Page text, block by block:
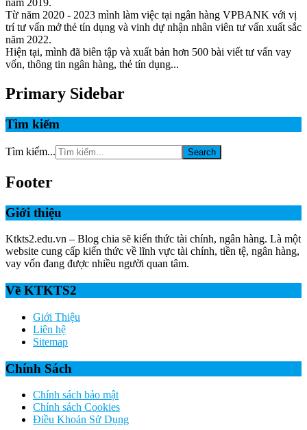
năm 2019.
Từ năm 2020 - 2023 mình làm việc tại ngân hàng VPBANK với vị
trí tư vấn mở thẻ tín dụng và vinh dự nhận nhân viên tư vấn xuất sắc
năm 2022.
Hiện tại, mình đã biên tập và xuất bản hơn 500 bài viết tư vấn vay
vốn, thông tin ngân hàng, thẻ tín dụng...
Primary Sidebar
Tìm kiếm
Tìm kiếm...
Footer
Giới thiệu
Ktkts2.edu.vn – Blog chia sẽ kiến thức tài chính, ngân hàng. Là một
website cung cấp kiến thức về lĩnh vực tài chính, tiền tệ, ngân hàng,
vay vốn đang được nhiều người quan tâm.
Về KTKTS2
Giới Thiệu
Liên hệ
Sitemap
Chính Sách
Chính sách bảo mật
Chính sách Cookies
Điều Khoản Sử Dụng